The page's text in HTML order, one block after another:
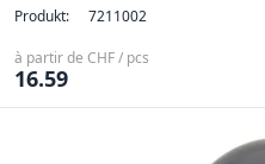
Produkt: 7211002
à partir de CHF / pcs
16.59